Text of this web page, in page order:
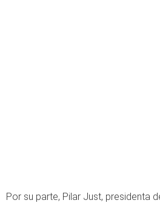
Por su parte, Pilar Just, presidenta